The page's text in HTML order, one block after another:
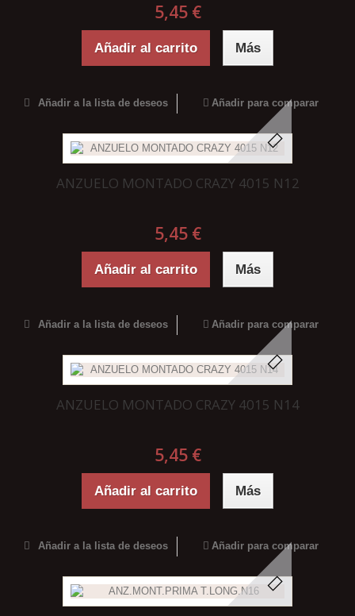
5,45 €
Añadir al carrito Más
Añadir a la lista de deseos Añadir para comparar
ANZUELO MONTADO CRAZY 4015 N12
5,45 €
Añadir al carrito Más
Añadir a la lista de deseos Añadir para comparar
ANZUELO MONTADO CRAZY 4015 N14
5,45 €
Añadir al carrito Más
Añadir a la lista de deseos Añadir para comparar